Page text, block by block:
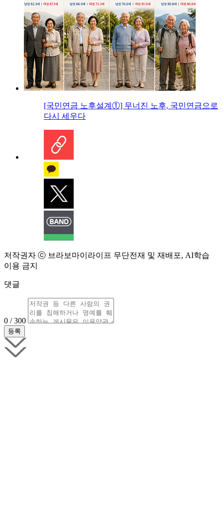
[국민연금 노후설계①] 무너진 노후, 국민연금으로
다시 세우다
저작권자 ⓒ 브라보마이라이프 무단전재 및 재배포, AI학습
이용 금지
댓글
0 / 300